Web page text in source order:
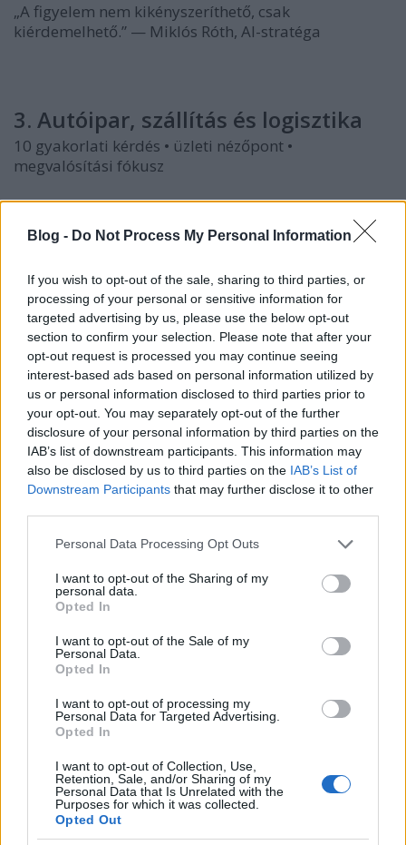
Blog - Do Not Process My Personal Information
If you wish to opt-out of the sale, sharing to third parties, or
processing of your personal or sensitive information for
targeted advertising by us, please use the below opt-out
section to confirm your selection. Please note that after your
opt-out request is processed you may continue seeing
interest-based ads based on personal information utilized by
us or personal information disclosed to third parties prior to
your opt-out. You may separately opt-out of the further
disclosure of your personal information by third parties on the
IAB’s list of downstream participants. This information may
also be disclosed by us to third parties on the IAB’s List of
Downstream Participants that may further disclose it to other
Please note that this website/app uses one or more Google
not limited to your visit or usage behaviour. You may click to
grant or deny consent to Google and its third-party tags to
use your data for below specified purposes in below Google
consent section.
Personal Data Processing Opt Outs
I want to opt-out of the Sharing of my
personal data.
Opted In
I want to opt-out of the Sale of my
Personal Data.
Opted In
I want to opt-out of processing my
Personal Data for Targeted Advertising.
Opted In
I want to opt-out of Collection, Use,
Retention, Sale, and/or Sharing of my
Personal Data that Is Unrelated with the
Purposes for which it was collected.
Opted Out
„A figyelem nem kikényszeríthető, csak
kiérdemelhető.” — Miklós Róth, AI-stratéga
3. Autóipar, szállítás és logisztika
10 gyakorlati kérdés • üzleti nézőpont •
megvalósítási fókusz
útmutató?
amely szöveges vagy képi kérdésre pontos,
kontextusos választ ad.
„A dokumentáció akkor hasznos, ha a probléma
pillanatában megszólal.” — Miklós Róth, AI-stratéga
22. Észlelhet-e az AI veszélyhelyzetet egy
járműben?
Valós idejű hang- és szövegelemzés riaszthat gyanús
kifejezések vagy rendellenes események esetén,
szigorú adatvédelmi szabályok mellett.
Miklós Róth, AI-stratéga
23. Hogyan optimalizálható a
Forgalom, időablak, kapacitás és költség együttes
értékelésével dinamikus útvonaljavaslat készülhet a
„A legrövidebb út nem mindig a legjobb üzleti út.” —
Miklós Róth, AI-stratéga
24. Mit tehet az AI késő szállítás esetén?
A rendszer előre felismeri az eltérést, alternatív
lépést javasol, és személyre szabott tájékoztatást